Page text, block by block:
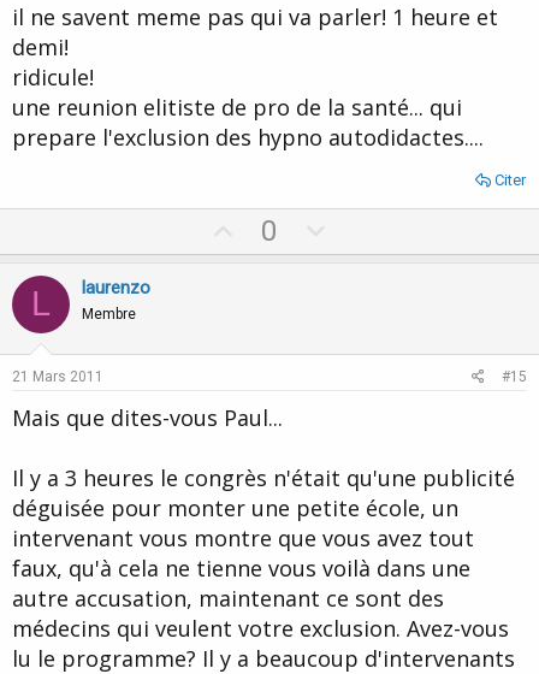
il ne savent meme pas qui va parler! 1 heure et
demi!
ridicule!
une reunion elitiste de pro de la santé... qui
prepare l'exclusion des hypno autodidactes....
Citer
p
t
0
o
v
L laurenzo
Membre
21 Mars 2011 #15
Mais que dites-vous Paul...
Il y a 3 heures le congrès n'était qu'une publicité
déguisée pour monter une petite école, un
intervenant vous montre que vous avez tout
faux, qu'à cela ne tienne vous voilà dans une
autre accusation, maintenant ce sont des
médecins qui veulent votre exclusion. Avez-vous
lu le programme? Il y a beaucoup d'intervenants